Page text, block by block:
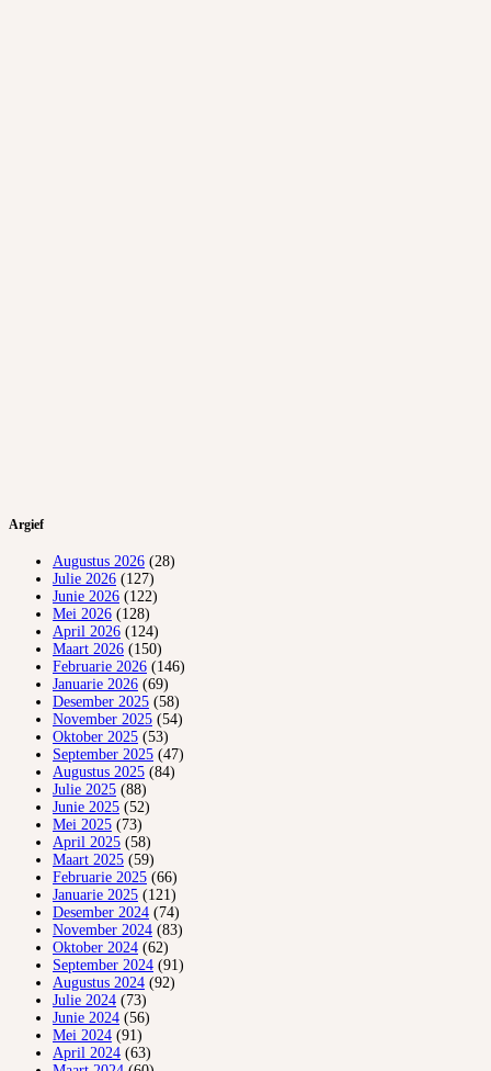
Argief
Augustus 2026 (28)
Julie 2026 (127)
Junie 2026 (122)
Mei 2026 (128)
April 2026 (124)
Maart 2026 (150)
Februarie 2026 (146)
Januarie 2026 (69)
Desember 2025 (58)
November 2025 (54)
Oktober 2025 (53)
September 2025 (47)
Augustus 2025 (84)
Julie 2025 (88)
Junie 2025 (52)
Mei 2025 (73)
April 2025 (58)
Maart 2025 (59)
Februarie 2025 (66)
Januarie 2025 (121)
Desember 2024 (74)
November 2024 (83)
Oktober 2024 (62)
September 2024 (91)
Augustus 2024 (92)
Julie 2024 (73)
Junie 2024 (56)
Mei 2024 (91)
April 2024 (63)